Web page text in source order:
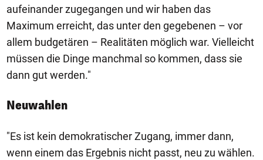
aufeinander zugegangen und wir haben das
Maximum erreicht, das unter den gegebenen – vor
allem budgetären – Realitäten möglich war. Vielleicht
müssen die Dinge manchmal so kommen, dass sie
dann gut werden."
Neuwahlen
"Es ist kein demokratischer Zugang, immer dann,
wenn einem das Ergebnis nicht passt, neu zu wählen.